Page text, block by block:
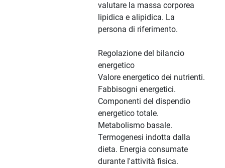
valutare la massa corporea
lipidica e alipidica. La
persona di riferimento.
Regolazione del bilancio
energetico
Valore energetico dei nutrienti.
Fabbisogni energetici.
Componenti del dispendio
energetico totale.
Metabolismo basale.
Termogenesi indotta dalla
dieta. Energia consumate
durante l'attività fisica.